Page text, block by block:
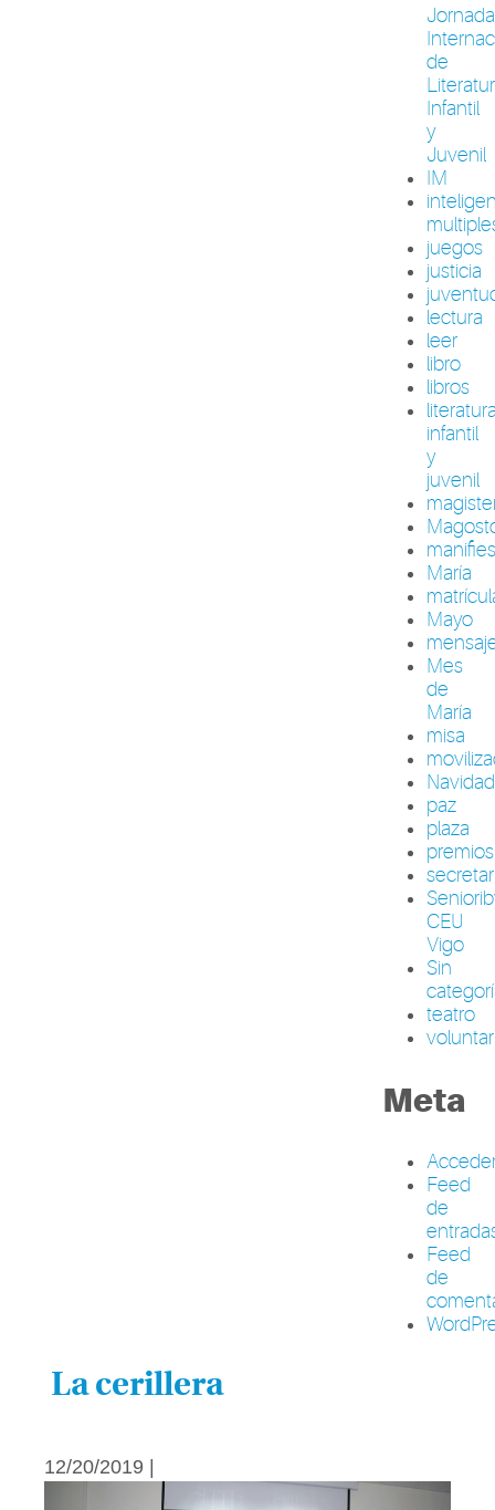
de
Infantil
y
Juvenil
IM
juegos
justicia
lectura
leer
libro
libros
infantil
y
juvenil
María
Mayo
Mes
de
María
misa
Navidad
paz
plaza
premios
CEU
Vigo
Sin
teatro
Meta
Feed
de
Feed
de
La cerillera
12/20/2019 |